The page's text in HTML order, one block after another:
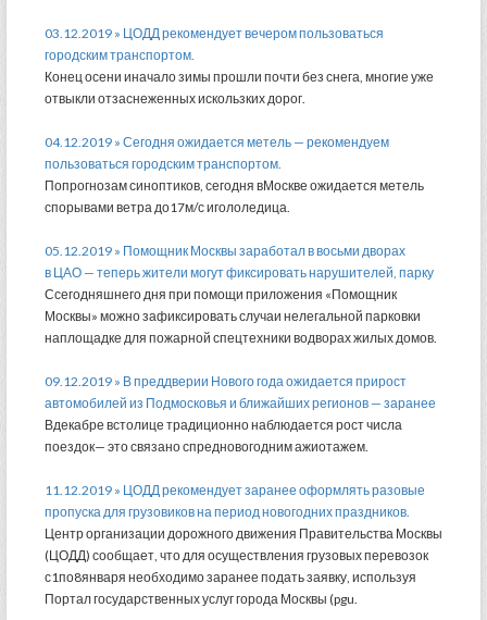
03.12.2019 » ЦОДД рекомендует вечером пользоваться
городским транспортом.
Конец осени иначало зимы прошли почти без снега, многие уже
отвыкли отзаснеженных искользких дорог.
04.12.2019 » Сегодня ожидается метель — рекомендуем
пользоваться городским транспортом.
Попрогнозам синоптиков, сегодня вМоскве ожидается метель
спорывами ветра до17м/с игололедица.
05.12.2019 » Помощник Москвы заработал в восьми дворах
в ЦАО — теперь жители могут фиксировать нарушителей, парку
Ссегодняшнего дня при помощи приложения «Помощник
Москвы» можно зафиксировать случаи нелегальной парковки
наплощадке для пожарной спецтехники водворах жилых домов.
09.12.2019 » В преддверии Нового года ожидается прирост
автомобилей из Подмосковья и ближайших регионов — заранее
Вдекабре встолице традиционно наблюдается рост числа
поездок— это связано спредновогодним ажиотажем.
11.12.2019 » ЦОДД рекомендует заранее оформлять разовые
пропуска для грузовиков на период новогодних праздников.
Центр организации дорожного движения Правительства Москвы
(ЦОДД) сообщает, что для осуществления грузовых перевозок
с1по8января необходимо заранее подать заявку, используя
Портал государственных услуг города Москвы (pgu.